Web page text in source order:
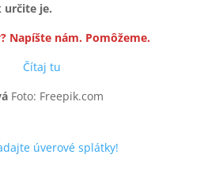
určite je.
Napíšte nám. Pomôžeme.
Čítaj tu
Foto: Freepik.com